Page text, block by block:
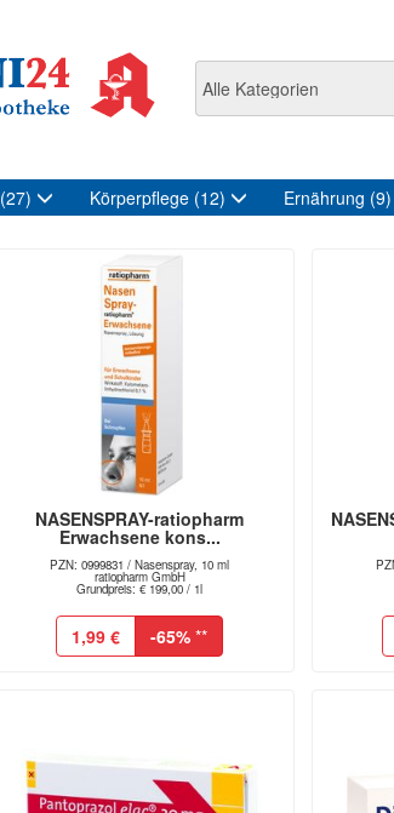
(27) Körperpflege (12) Ernährung (9)
NASENSPRAY-ratiopharm
Erwachsene kons...
PZN: 0999831 / Nasenspray, 10 ml
ratiopharm GmbH
Grundpreis: € 199,00 / 1l
1,99 € -65% **